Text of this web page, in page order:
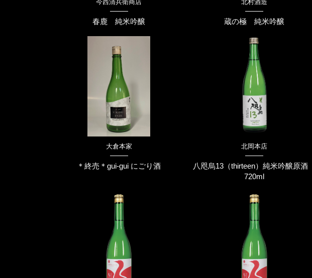
今西清兵衛商店
春鹿 純米吟醸
北村酒造
蔵の極 純米吟醸
大倉本家
＊終売＊gui-gui にごり酒
北岡本店
八咫烏13（thirteen）純米吟醸原酒
720ml